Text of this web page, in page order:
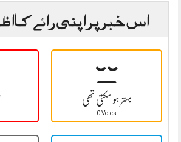
اس خبر پر اپنی رائے کا
بہتر ہو سکتی تھی
0 Votes